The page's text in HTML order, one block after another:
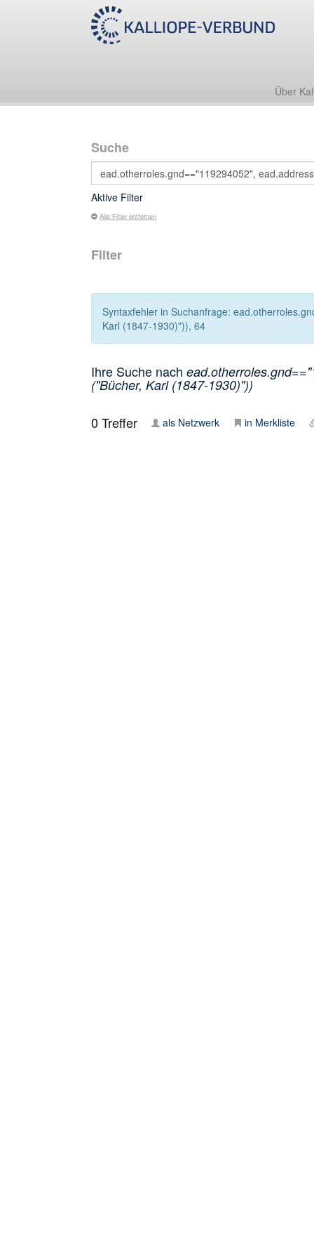
Über
Suche
Aktive Filter
Alle Filter entfernen
Filter
Syntaxfehler in Suchanfrage:
Karl (1847-1930)")), 64
Ihre Suche nach
("Bücher, Karl (1847-1930)"))
0Treffer als Netzwerk in Merkliste